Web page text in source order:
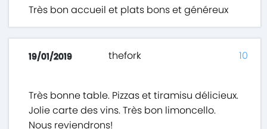
Très bon accueil et plats bons et généreux
19/01/2019 thefork
Très bonne table. Pizzas et tiramisu délicieux.
Jolie carte des vins. Très bon limoncello.
Nous reviendrons!
10